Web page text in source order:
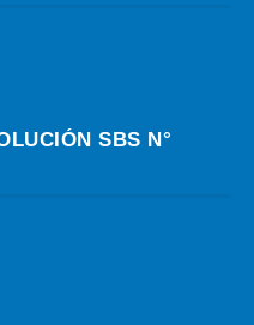
SBS N°